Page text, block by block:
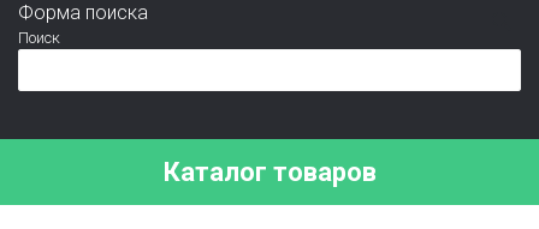
Форма поиска
Поиск
Каталог товаров